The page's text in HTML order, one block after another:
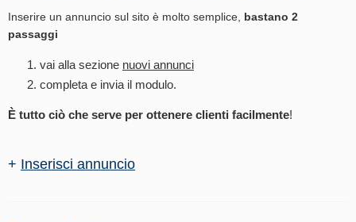
Inserire un annuncio sul sito è molto semplice, bastano 2
passaggi
vai alla sezione nuovi annunci
completa e invia il modulo.
È tutto ciò che serve per ottenere clienti facilmente!
+ Inserisci annuncio